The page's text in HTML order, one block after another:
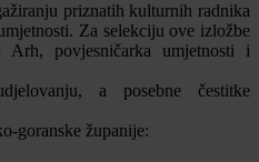
priznatih kulturnih radnika
Za selekciju ove izložbe
Arh, povjesničarka umjetnosti i
a posebne čestitke
goranske županije: